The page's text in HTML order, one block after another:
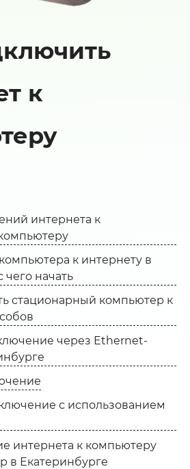
к
интернета к
к интернету в
чего начать
стационарный компьютер к
через Ethernet-
с использованием
интернета к компьютеру
в Екатеринбурге